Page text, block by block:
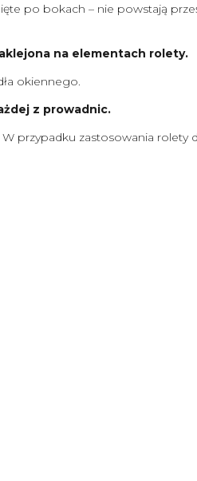
po bokach – nie powstają
na elementach rolety.
okiennego.
z prowadnic.
przypadku zastosowania